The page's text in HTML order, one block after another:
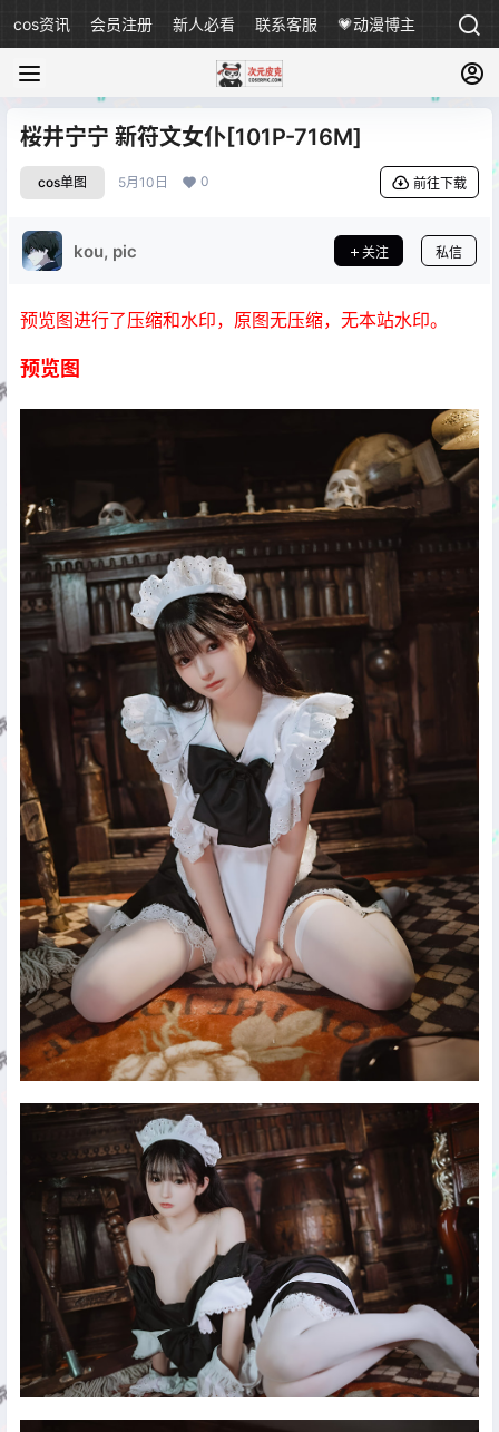
cos资讯 会员注册 新人必看 联系客服 💗动漫博主
桜井宁宁 新符文女仆[101P-716M]
cos单图 5月10日 0 前往下载
kou, pic 关注 私信
预览图进行了压缩和水印，原图无压缩，无本站水印。
预览图